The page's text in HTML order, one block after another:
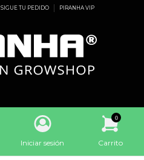
SIGUE TU PEDIDO PIRANHA VIP
Iniciar sesión
0
Carrito